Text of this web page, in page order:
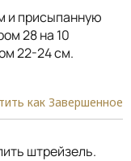
и присыпанную
28 на 10
22-24 см.
как Завершенное
штрейзель.